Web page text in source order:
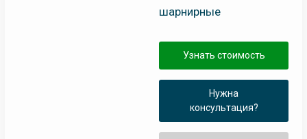
шарнирные
Узнать стоимость
Нужна
консультация?